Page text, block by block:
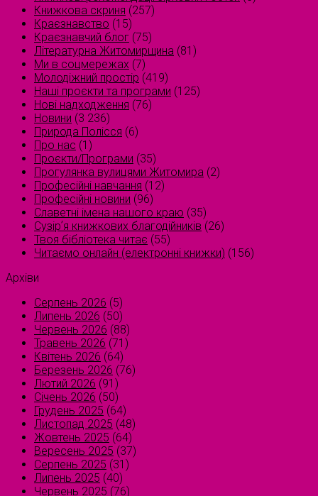
Книжкова скриня (257)
Краєзнавство (15)
Краєзнавчий блог (75)
Літературна Житомирщина (81)
Ми в соцмережах (7)
Молодіжний простір (419)
Наші проєкти та програми (125)
Нові надходження (76)
Новини (3 236)
Природа Полісся (6)
Про нас (1)
Проєкти/Програми (35)
Прогулянка вулицями Житомира (2)
Професійні навчання (12)
Професійні новини (96)
Славетні імена нашого краю (35)
Сузірʼя книжкових благодійників (26)
Твоя бібліотека читає (55)
Читаємо онлайн (електронні книжки) (156)
Архіви
Серпень 2026 (5)
Липень 2026 (50)
Червень 2026 (88)
Травень 2026 (71)
Квітень 2026 (64)
Березень 2026 (76)
Лютий 2026 (91)
Січень 2026 (50)
Грудень 2025 (64)
Листопад 2025 (48)
Жовтень 2025 (64)
Вересень 2025 (37)
Серпень 2025 (31)
Липень 2025 (40)
Червень 2025 (76)